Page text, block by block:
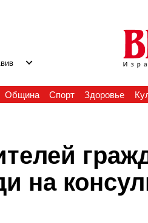
Община Спорт Здоровье
на